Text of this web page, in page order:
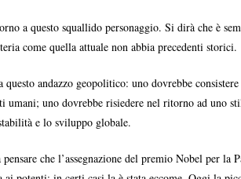
a questo squallido personaggio. Si dirà che è
come quella attuale non abbia precedenti storici.
andazzo geopolitico: uno dovrebbe
umani; uno dovrebbe risiedere nel ritorno ad
e lo sviluppo globale.
che l’assegnazione del premio Nobel per